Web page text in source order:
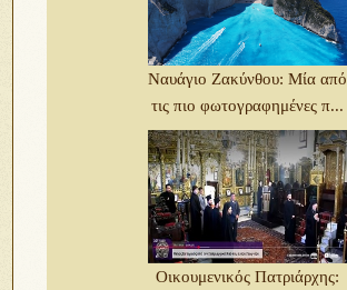
Ναυάγιο Ζακύνθου: Μία από
τις πιο φωτογραφημένες π...
Οικουμενικός Πατριάρχης: